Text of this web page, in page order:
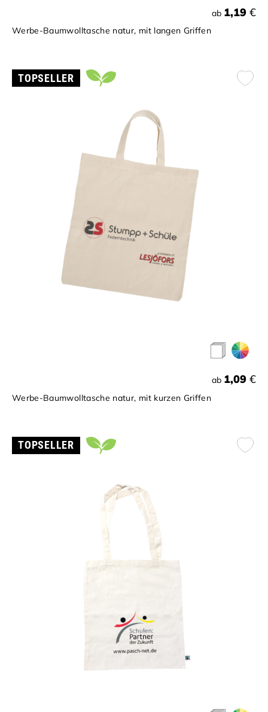
ab 1,19 €
Werbe-Baumwolltasche natur, mit langen Griffen
TOPSELLER
ab 1,09 €
Werbe-Baumwolltasche natur, mit kurzen Griffen
TOPSELLER